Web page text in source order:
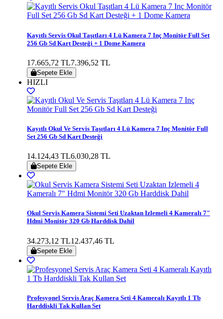
Kayıtlı Servis Okul Taşıtları 4 Lü Kamera 7 Inç Monitör Full Set
256 Gb Sd Kart Desteği + 1 Dome Kamera
17.665,72 TL7.396,52 TL
Sepete Ekle
HIZLI
Kayıtlı Okul Ve Servis Taşıtları 4 Lü Kamera 7 Inç Monitör Full
Set 256 Gb Sd Kart Desteği
14.124,43 TL6.030,28 TL
Sepete Ekle
Okul Servis Kamera Sistemi Seti Uzaktan Izlemeli 4 Kameralı 7"
Hdmi Monitör 320 Gb Harddisk Dahil
34.273,12 TL12.437,46 TL
Sepete Ekle
Profesyonel Servis Araç Kamera Seti 4 Kameralı Kayıtlı 1 Tb
Harddiskli Tak Kullan Set